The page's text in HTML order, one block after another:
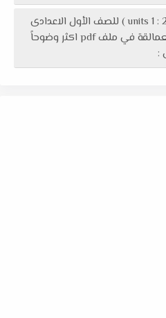
تحميل امتحان لغة انجليزية ( units 1 : 2 ) للصف الأول الاعدادى
الترم الاول 2023 من كتاب العمالقة في ملف pdf اكثر وضوحاً
: